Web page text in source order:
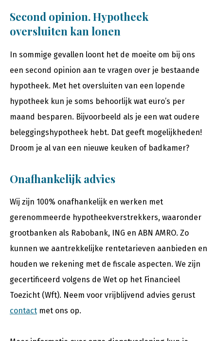
Second opinion. Hypotheek
oversluiten kan lonen
In sommige gevallen loont het de moeite om bij ons
een second opinion aan te vragen over je bestaande
hypotheek. Met het oversluiten van een lopende
hypotheek kun je soms behoorlijk wat euro’s per
maand besparen. Bijvoorbeeld als je een wat oudere
beleggingshypotheek hebt. Dat geeft mogelijkheden!
Droom je al van een nieuwe keuken of badkamer?
Onafhankelijk advies
Wij zijn 100% onafhankelijk en werken met
gerenommeerde hypotheekverstrekkers, waaronder
grootbanken als Rabobank, ING en ABN AMRO. Zo
kunnen we aantrekkelijke rentetarieven aanbieden en
houden we rekening met de fiscale aspecten. We zijn
gecertificeerd volgens de Wet op het Financieel
Toezicht (Wft). Neem voor vrijblijvend advies gerust
contact met ons op.